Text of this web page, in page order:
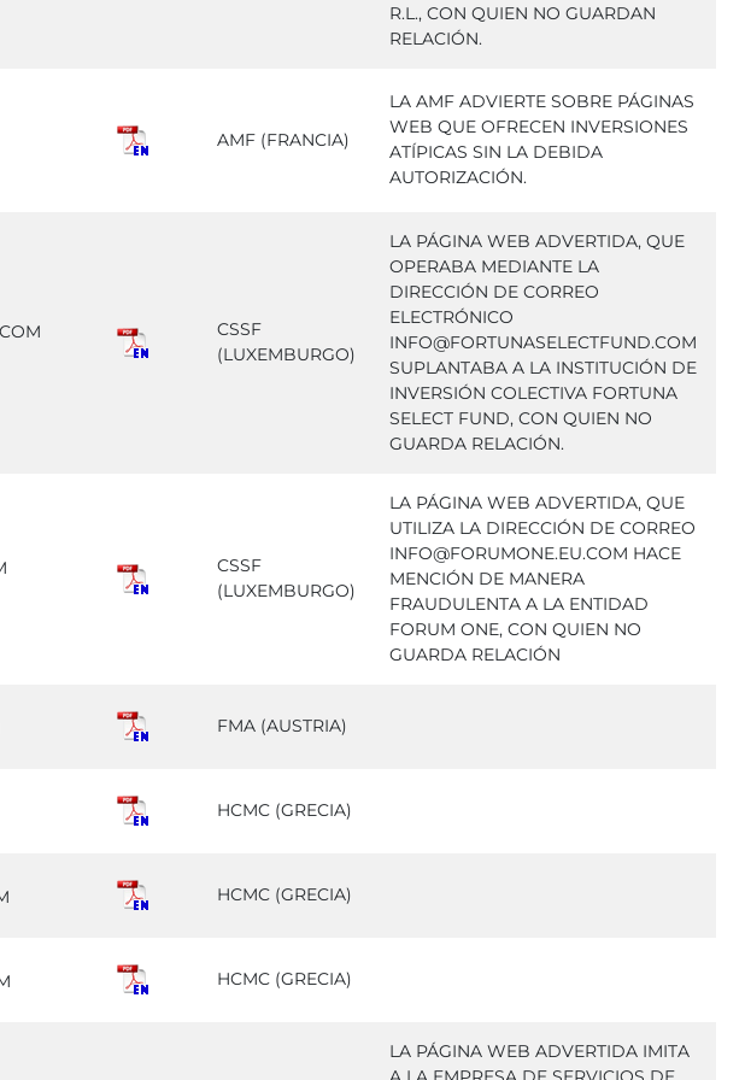
R.L., CON QUIEN NO GUARDAN
RELACIÓN.
AMF (FRANCIA)
LA AMF ADVIERTE SOBRE PÁGINAS
WEB QUE OFRECEN INVERSIONES
ATÍPICAS SIN LA DEBIDA
AUTORIZACIÓN.
CSSF
(LUXEMBURGO)
LA PÁGINA WEB ADVERTIDA, QUE
OPERABA MEDIANTE LA
DIRECCIÓN DE CORREO
ELECTRÓNICO
INFO@FORTUNASELECTFUND.COM
SUPLANTABA A LA INSTITUCIÓN DE
INVERSIÓN COLECTIVA FORTUNA
SELECT FUND, CON QUIEN NO
GUARDA RELACIÓN.
CSSF
(LUXEMBURGO)
LA PÁGINA WEB ADVERTIDA, QUE
UTILIZA LA DIRECCIÓN DE CORREO
INFO@FORUMONE.EU.COM HACE
MENCIÓN DE MANERA
FRAUDULENTA A LA ENTIDAD
FORUM ONE, CON QUIEN NO
GUARDA RELACIÓN
FMA (AUSTRIA)
HCMC (GRECIA)
HCMC (GRECIA)
HCMC (GRECIA)
LA PÁGINA WEB ADVERTIDA IMITA